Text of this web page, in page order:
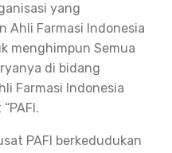
yang
Ahli Farmasi Indonesia
menghimpun Semua
di bidang
Farmasi Indonesia
PAFI berkedudukan